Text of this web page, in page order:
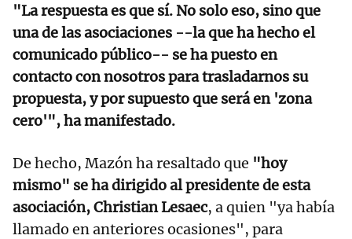
"La respuesta es que sí. No solo eso, sino que
una de las asociaciones --la que ha hecho el
comunicado público-- se ha puesto en
contacto con nosotros para trasladarnos su
propuesta, y por supuesto que será en 'zona
cero'", ha manifestado.
De hecho, Mazón ha resaltado que "hoy
mismo" se ha dirigido al presidente de esta
asociación, Christian Lesaec, a quien "ya había
llamado en anteriores ocasiones", para